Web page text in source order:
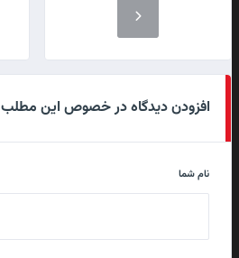
افزودن دیدگاه در خصوص این مطلب
نام شما